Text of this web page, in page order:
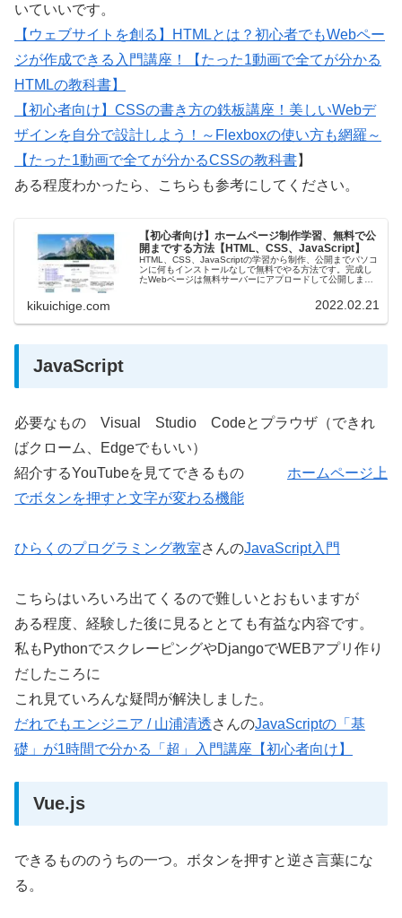
いていいです。
【ウェブサイトを創る】HTMLとは？初心者でもWebペー
ジが作成できる入門講座！【たった1動画で全てが分かる
HTMLの教科書】
【初心者向け】CSSの書き方の鉄板講座！美しいWebデ
ザインを自分で設計しよう！～Flexboxの使い方も網羅～
【たった1動画で全てが分かるCSSの教科書】
ある程度わかったら、こちらも参考にしてください。
【初心者向け】ホームページ制作学習、無料で公
開までする方法【HTML、CSS、JavaScript】
HTML、CSS、JavaScriptの学習から制作、公開までパソコ
ンに何もインストールなしで無料でやる方法です。完成し
たWebページは無料サーバーにアプロードして公開しま
kikuichige.com 2022.02.21
JavaScript
必要なもの Visual Studio Codeとプラウザ（できれ
ばクローム、Edgeでもいい）
紹介するYouTubeを見てできるもの ホームページ上
でボタンを押すと文字が変わる機能
ひらくのプログラミング教室さんのJavaScript入門
こちらはいろいろ出てくるので難しいとおもいますが
ある程度、経験した後に見るととても有益な内容です。
私もPythonでスクレーピングやDjangoでWEBアプリ作り
だしたころに
これ見ていろんな疑問が解決しました。
だれでもエンジニア / 山浦清透さんのJavaScriptの「基
礎」が1時間で分かる「超」入門講座【初心者向け】
Vue.js
できるもののうちの一つ。ボタンを押すと逆さ言葉にな
る。